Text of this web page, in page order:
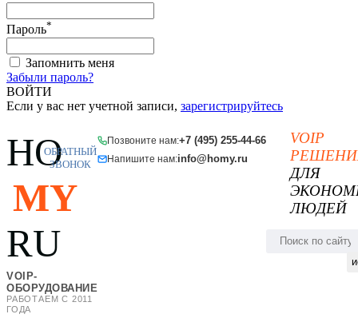
Пароль*
Запомнить меня
Забыли пароль?
ВОЙТИ
Если у вас нет учетной записи, зарегистрируйтесь
HO
MY
RU
VOIP-
ОБОРУДОВАНИЕ
РАБОТАЕМ С 2011
ГОДА
Позвоните нам:+7 (495) 255-44-66
Напишите нам:info@homy.ru
ОБРАТНЫЙ
ЗВОНОК
VOIP
ДЛЯ
ЛЮДЕЙ